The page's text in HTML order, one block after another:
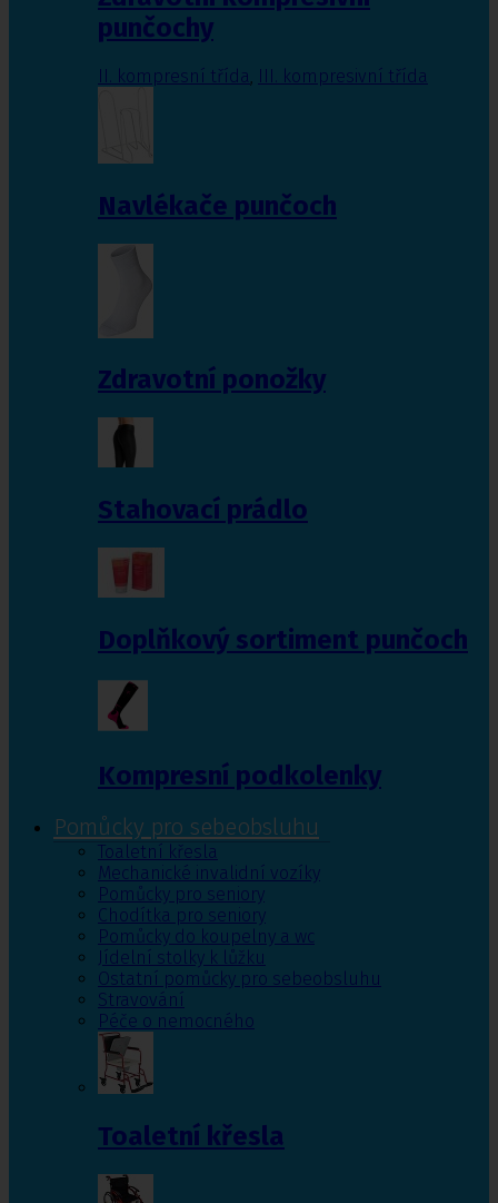
punčochy
II. kompresní třída III. kompresivní třída
Navlékače punčoch
Zdravotní ponožky
Stahovací prádlo
Doplňkový sortiment punčoch
Kompresní podkolenky
Pomůcky pro sebeobsluhu
Toaletní křesla
Mechanické invalidní vozíky
Pomůcky pro seniory
Chodítka pro seniory
Pomůcky do koupelny a wc
Jídelní stolky k lůžku
Ostatní pomůcky pro sebeobsluhu
Stravování
Péče o nemocného
Toaletní křesla